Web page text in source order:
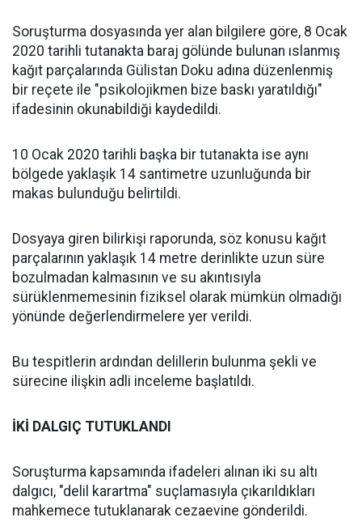
Soruşturma dosyasında yer alan bilgilere göre, 8 Ocak
2020 tarihli tutanakta baraj gölünde bulunan ıslanmış
kağıt parçalarında Gülistan Doku adına düzenlenmiş
bir reçete ile "psikolojikmen bize baskı yaratıldığı"
ifadesinin okunabildiği kaydedildi.
10 Ocak 2020 tarihli başka bir tutanakta ise aynı
bölgede yaklaşık 14 santimetre uzunluğunda bir
makas bulunduğu belirtildi.
Dosyaya giren bilirkişi raporunda, söz konusu kağıt
parçalarının yaklaşık 14 metre derinlikte uzun süre
bozulmadan kalmasının ve su akıntısıyla
sürüklenmemesinin fiziksel olarak mümkün olmadığı
yönünde değerlendirmelere yer verildi.
Bu tespitlerin ardından delillerin bulunma şekli ve
sürecine ilişkin adli inceleme başlatıldı.
İKİ DALGIÇ TUTUKLANDI
Soruşturma kapsamında ifadeleri alınan iki su altı
dalgıcı, "delil karartma" suçlamasıyla çıkarıldıkları
mahkemece tutuklanarak cezaevine gönderildi.